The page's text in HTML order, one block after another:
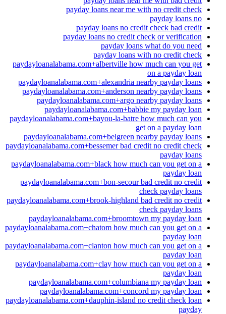
payday loans near me with no credit check
payday loans no
payday loans no credit check bad credit
payday loans no credit check or verification
payday loans what do you need
payday loans with no credit check
paydayloanalabama.com+albertville how much can you get
on a payday loan
paydayloanalabama.com+alexandria nearby payday loans
paydayloanalabama.com+anderson nearby payday loans
paydayloanalabama.com+argo nearby payday loans
paydayloanalabama.com+babbie my payday loan
paydayloanalabama.com+bayou-la-batre how much can you
get on a payday loan
paydayloanalabama.com+belgreen nearby payday loans
paydayloanalabama.com+bessemer bad credit no credit check
payday loans
paydayloanalabama.com+black how much can you get on a
payday loan
paydayloanalabama.com+bon-secour bad credit no credit
check payday loans
paydayloanalabama.com+brook-highland bad credit no credit
check payday loans
paydayloanalabama.com+broomtown my payday loan
paydayloanalabama.com+chatom how much can you get on a
payday loan
paydayloanalabama.com+clanton how much can you get on a
payday loan
paydayloanalabama.com+clay how much can you get on a
payday loan
paydayloanalabama.com+columbiana my payday loan
paydayloanalabama.com+concord my payday loan
paydayloanalabama.com+dauphin-island no credit check loan
payday